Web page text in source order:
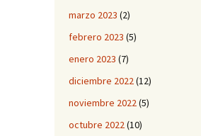
marzo 2023 (2)
febrero 2023 (5)
enero 2023 (7)
diciembre 2022(12)
noviembre 2022(5)
octubre 2022(10)